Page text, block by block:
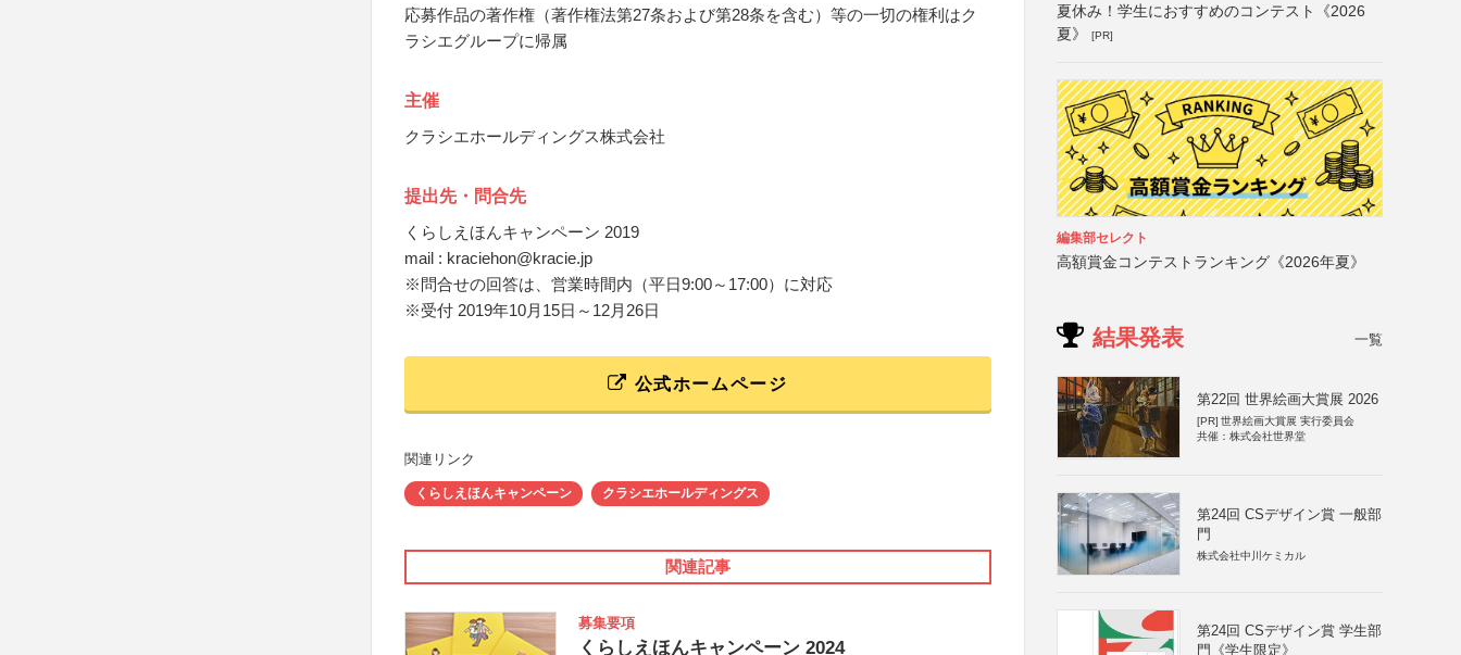
応募作品の著作権（著作権法第27条および第28条を含む）等の一切の権利はク
ラシエグループに帰属
主催
クラシエホールディングス株式会社
提出先・問合先
くらしえほんキャンペーン 2019
mail : kraciehon@kracie.jp
※問合せの回答は、営業時間内（平日9:00～17:00）に対応
※受付 2019年10月15日～12月26日
公式ホームページ
関連リンク
くらしえほんキャンペーン クラシエホールディングス
関連記事
募集要項
くらしえほんキャンペーン 2024
夏休み！学生におすすめのコンテスト《2026
夏》
[PR]
編集部セレクト
高額賞金コンテストランキング《2026年夏》
結果発表 一覧
第22回 世界絵画大賞展 2026
[PR] 世界絵画大賞展 実行委員会
共催：株式会社世界堂
第24回 CSデザイン賞 一般部
門
株式会社中川ケミカル
第24回 CSデザイン賞 学生部
門《学生限定》